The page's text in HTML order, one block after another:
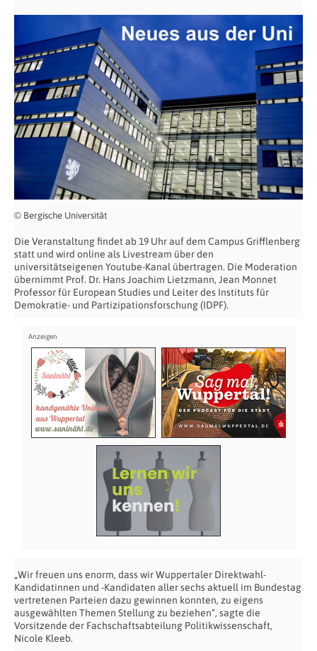
© Bergische Universität
Die Veranstaltung findet ab 19 Uhr auf dem Campus Grifflenberg
statt und wird online als Livestream über den
universitätseigenen Youtube-Kanal übertragen. Die Moderation
übernimmt Prof. Dr. Hans Joachim Lietzmann, Jean Monnet
Professor für European Studies und Leiter des Instituts für
Demokratie- und Partizipationsforschung (IDPF).
„Wir freuen uns enorm, dass wir Wuppertaler Direktwahl-
Kandidatinnen und -Kandidaten aller sechs aktuell im Bundestag
vertretenen Parteien dazu gewinnen konnten, zu eigens
ausgewählten Themen Stellung zu beziehen“, sagte die
Vorsitzende der Fachschaftsabteilung Politikwissenschaft,
Nicole Kleeb.